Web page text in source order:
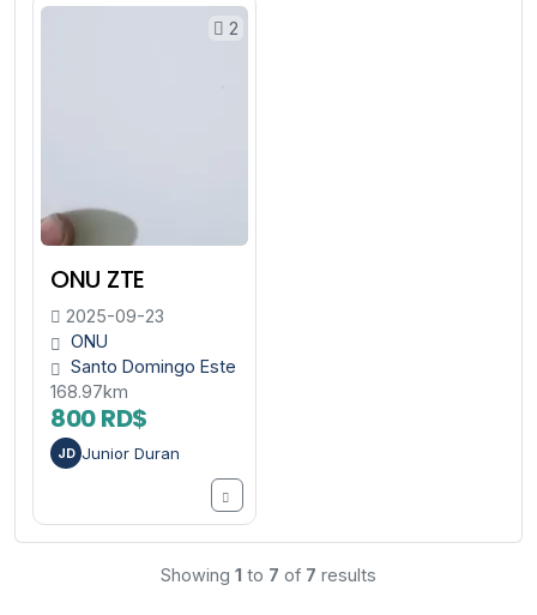
2
ONU ZTE
2025-09-23
ONU
Santo Domingo Este
168.97km
800 RD$
JD Junior Duran
Showing 1 to 7 of 7 results